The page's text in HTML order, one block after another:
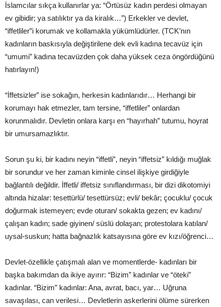
İslamcılar sıkça kullanırlar ya: “Örtüsüz kadın perdesi olmayan
ev gibidir; ya satılıktır ya da kiralık…”) Erkekler ve devlet,
“iffetliler”i korumak ve kollamakla yükümlüdürler. (TCK’nın
kadınların baskısıyla değiştirilene dek evli kadına tecavüz için
“umumi” kadına tecavüzden çok daha yüksek ceza öngördüğünü
hatırlayın!)
“İffetsizler” ise sokağın, herkesin kadınlarıdır… Herhangi bir
korumayı hak etmezler, tam tersine, “iffetliler” onlardan
korunmalıdır. Devletin onlara karşı en “hayırhah” tutumu, hoyrat
bir umursamazlıktır.
Sorun şu ki, bir kadını neyin “iffetli”, neyin “iffetsiz” kıldığı muğlak
bir sorundur ve her zaman kiminle cinsel ilişkiye girdiğiyle
bağlantılı değildir. İffetli/ iffetsiz sınıflandırması, bir dizi dikotomiyi
altında hizalar: tesettürlü/ tesettürsüz; evli/ bekâr; çocuklu/ çocuk
doğurmak istemeyen; evde oturan/ sokakta gezen; ev kadını/
çalışan kadın; sade giyinen/ süslü dolaşan; protestolara katılan/
uysal-suskun; hatta bağnazlık katsayısına göre ev kızı/öğrenci…
Devlet-özellikle çatışmalı alan ve momentlerde- kadınları bir
başka bakımdan da ikiye ayırır: “Bizim” kadınlar ve “öteki”
kadınlar. “Bizim” kadınlar: Ana, avrat, bacı, yar… Uğruna
savaşılası, can verilesi… Devletlerin askerlerini ölüme sürerken